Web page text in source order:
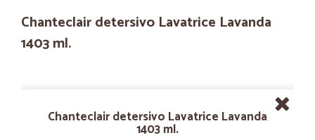
Chanteclair detersivo Lavatrice Lavanda
1403 ml.
Chanteclair detersivo Lavatrice Lavanda
1403 ml.